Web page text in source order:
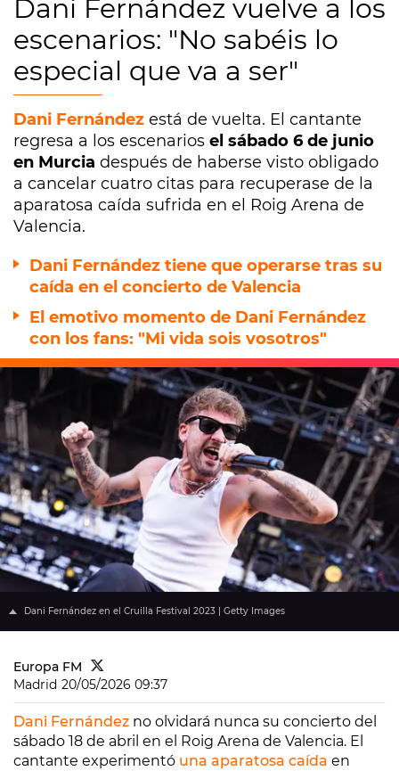
Dani Fernández vuelve a los
escenarios: "No sabéis lo
especial que va a ser"
Dani Fernández está de vuelta. El cantante
regresa a los escenarios el sábado 6 de junio
en Murcia después de haberse visto obligado
a cancelar cuatro citas para recuperase de la
aparatosa caída sufrida en el Roig Arena de
Valencia.
Dani Fernández tiene que operarse tras su
caída en el concierto de Valencia
El emotivo momento de Dani Fernández
con los fans: "Mi vida sois vosotros"
Dani Fernández en el Cruilla Festival 2023 | Getty Images
Europa FM
Madrid 20/05/2026 09:37
Dani Fernández no olvidará nunca su concierto del
sábado 18 de abril en el Roig Arena de Valencia. El
cantante experimentó una aparatosa caída en